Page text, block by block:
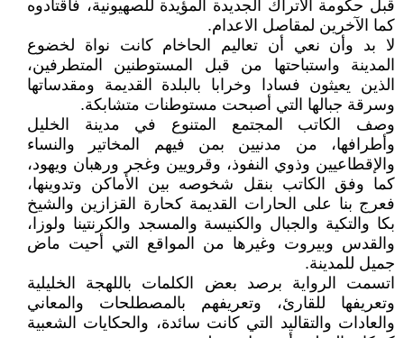
قبل حكومة الأتراك الجديدة المؤيدة للصهيونية، فاقتادوه
كما الآخرين لمقاصل الاعدام.
لا بد وأن نعي أن تعاليم الحاخام كانت نواة لخضوع
المدينة واستباحتها من قبل المستوطنين المتطرفين،
الذين يعيثون فسادا وخرابا بالبلدة القديمة ومقدساتها
وسرقة جبالها التي أصبحت مستوطنات متشابكة.
وصف الكاتب المجتمع المتنوع في مدينة الخليل
وأطرافها، من مدنيين بمن فيهم المخاتير والنساء
والإقطاعيين وذوي النفوذ، وقرويين وغجر ورهبان ويهود،
كما وفق الكاتب بنقل شخوصه بين الأماكن وتدوينها،
فعرج بنا على الحارات القديمة كحارة القزازين والشيخ
بكا والتكية والجبال والكنيسة والمسجد والكرنتينا ولوزا،
والقدس وبيروت وغيرها من المواقع التي أحيت ماض
جميل للمدينة.
اتسمت الرواية برصد بعض الكلمات باللهجة الخليلية
وتعريفها للقارئ، وتعريفهم بالمصطلحات والمعاني
والعادات والتقاليد التي كانت سائدة، والحكايات الشعبية